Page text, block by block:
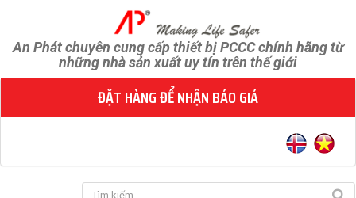
An Phát chuyên cung cấp thiết bị PCCC chính hãng từ
những nhà sản xuất uy tín trên thế giới
ĐẶT HÀNG ĐỂ NHẬN BÁO GIÁ